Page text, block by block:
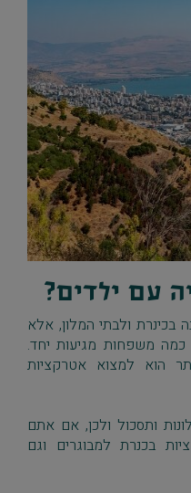
עם ילדים?
בכינרת ולבתי המלון, אלא
משפחות מגיעות יחד.
הוא למצוא אטרקציות
ותסכול ולכן, אם אתם
בכנרת למבוגרים וגם